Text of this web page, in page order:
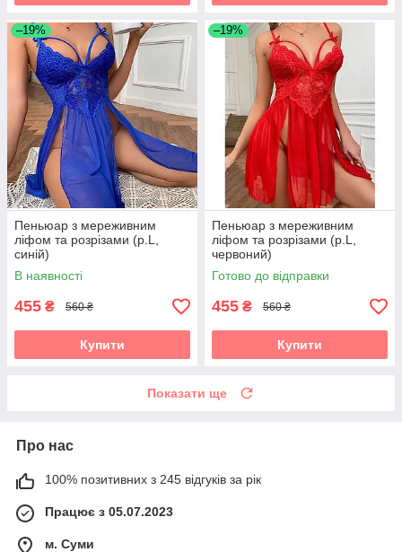
–19%
Пеньюар з мереживним
ліфом та розрізами (р.L,
синій)
В наявності
455 ₴ 560 ₴
Купити
–19%
Пеньюар з мереживним
ліфом та розрізами (р.L,
червоний)
Готово до відправки
455 ₴ 560 ₴
Купити
Показати ще
Про нас
100% позитивних з 245 відгуків за рік
Працює з 05.07.2023
м. Суми